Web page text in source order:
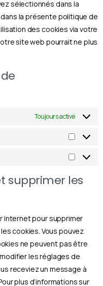
sélectionnés dans la
la présente politique de
des cookies via votre
site web pourrait ne plus
Toujours activé
supprimer les
internet pour supprimer
cookies. Vous pouvez
ne peuvent pas être
les réglages de
receviez un message à
plus d’informations sur